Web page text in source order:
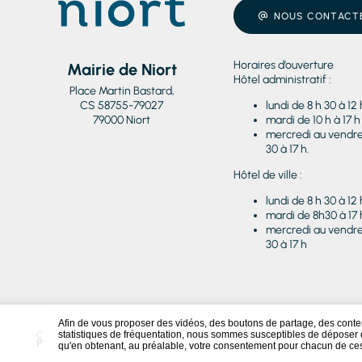
Afin de vous proposer des vidéos, des boutons de partage, des
statistiques de fréquentation, nous sommes susceptibles de
qu'en obtenant, au préalable, votre consentement pour chacun de
Mairie de Niort
Place Martin Bastard,
CS 58755-79027
79000 Niort
NOUS
Horaires d’ouverture
Hôtel administratif :
lundi de 8 h 30 à 12
mardi de 10 h à 17 h
mercredi au
30 à 17 h.
Hôtel de ville :
lundi de 8 h 30 à 12
mardi de 8h30 à 17
mercredi au
30 à 17 h
Conformité RGAA
Partiellement conforme